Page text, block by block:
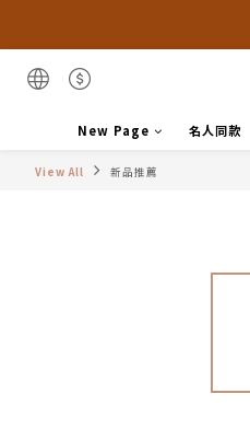
New Page 名人同款
View All 新品推薦